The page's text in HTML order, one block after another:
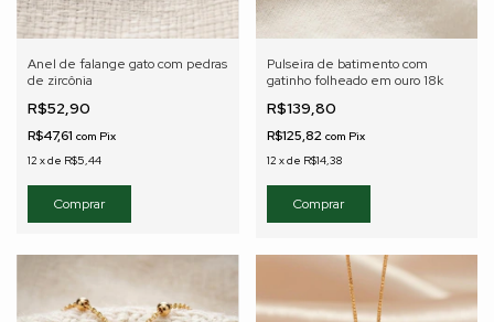
Anel de falange gato com pedras
de zircônia
R$52,90
R$47,61 com Pix
12 xde R$5,44
Comprar
Pulseira de batimento com
gatinho folheado em ouro 18k
R$139,80
R$125,82 com Pix
12 xde R$14,38